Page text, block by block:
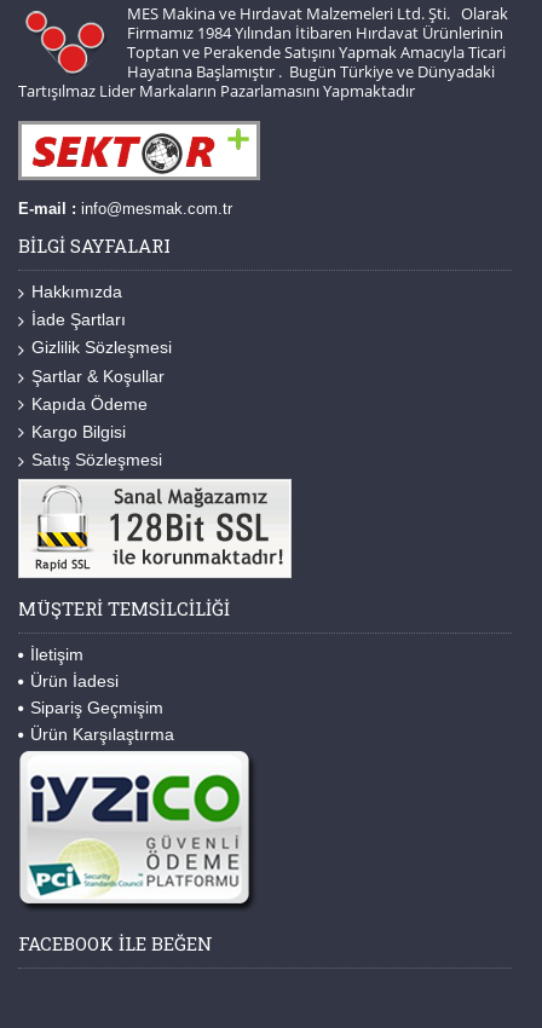
MES Makina ve Hırdavat Malzemeleri Ltd. Şti. Olarak
Firmamız 1984 Yılından İtibaren Hırdavat Ürünlerinin
Toptan ve Perakende Satışını Yapmak Amacıyla Ticari
Hayatına Başlamıştır . Bugün Türkiye ve Dünyadaki
Tartışılmaz Lider Markaların Pazarlamasını Yapmaktadır
E-mail : info@mesmak.com.tr
BILGI SAYFALARI
Hakkımızda
İade Şartları
Gizlilik Sözleşmesi
Şartlar & Koşullar
Kapıda Ödeme
Kargo Bilgisi
Satış Sözleşmesi
MÜŞTERI TEMSILCILIĞI
İletişim
Ürün İadesi
Sipariş Geçmişim
Ürün Karşılaştırma
FACEBOOK ILE BEĞEN